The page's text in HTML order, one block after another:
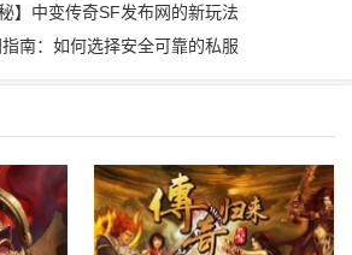
】中变传奇SF发布网的新玩法
南：如何选择安全可靠的私服